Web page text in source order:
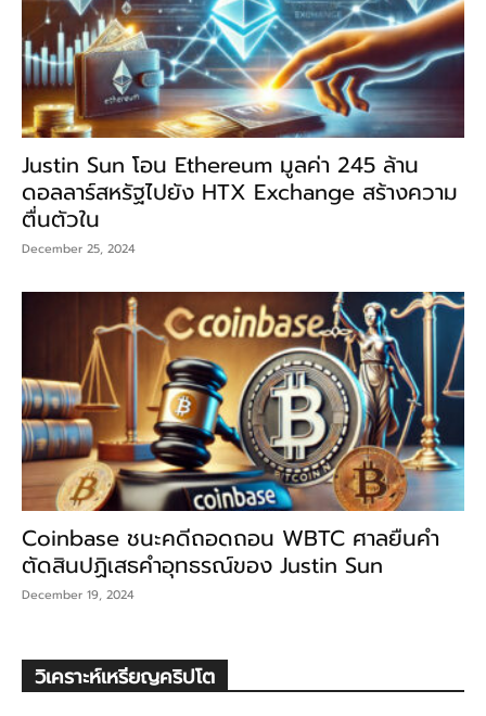
Justin Sun โอน Ethereum มูลค่า 245 ล้าน
ดอลลาร์สหรัฐไปยัง HTX Exchange สร้างความ
ตื่นตัวใน
December 25, 2024
Coinbase ชนะคดีถอดถอน WBTC ศาลยืนคำ
ตัดสินปฏิเสธคำอุทธรณ์ของ Justin Sun
December 19, 2024
วิเคราะห์เหรียญคริปโต